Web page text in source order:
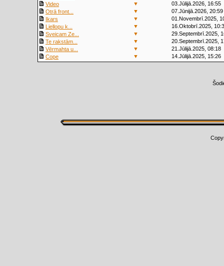
Video
▼
03.Jūlijā.2026, 16:55
Otrā front...
▼
07.Jūnijā.2026, 20:59
Ikars
▼
01.Novembrī.2025,
Liellopu k...
▼
16.Oktobrī.2025,
Sveicam Ze...
▼
29.Septembrī.2025,
Te rakstām...
▼
20.Septembrī.2025,
Vērmahta u...
▼
21.Jūlijā.2025, 08:18
Cope
▼ 14.Jūlijā.2025, 15:26